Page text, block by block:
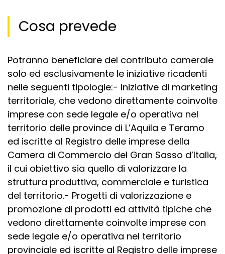
Cosa prevede
Potranno beneficiare del contributo camerale
solo ed esclusivamente le iniziative ricadenti
nelle seguenti tipologie:- Iniziative di marketing
territoriale, che vedono direttamente coinvolte
imprese con sede legale e/o operativa nel
territorio delle province di L’Aquila e Teramo
ed iscritte al Registro delle imprese della
Camera di Commercio del Gran Sasso d’Italia,
il cui obiettivo sia quello di valorizzare la
struttura produttiva, commerciale e turistica
del territorio.- Progetti di valorizzazione e
promozione di prodotti ed attività tipiche che
vedono direttamente coinvolte imprese con
sede legale e/o operativa nel territorio
provinciale ed iscritte al Registro delle imprese